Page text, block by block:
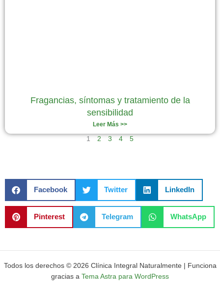
Fragancias, síntomas y tratamiento de la
sensibilidad
Leer Más >>
1 2 3 4 5
Facebook Twitter LinkedIn
Pinterest Telegram WhatsApp
Todos los derechos © 2026 Clínica Integral Naturalmente | Funciona
gracias a Tema Astra para WordPress